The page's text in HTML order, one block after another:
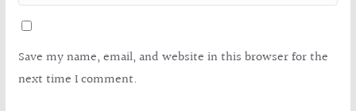
Save my name, email, and website in this browser for the
next time I comment.